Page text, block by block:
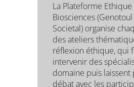
La Plateforme
Biosciences (Genotoul
Societal) organise
des ateliers
réflexion éthique, qui
intervenir des
domaine puis laissent
débat avec les